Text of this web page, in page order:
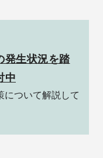
発生状況を踏
中
について解説して